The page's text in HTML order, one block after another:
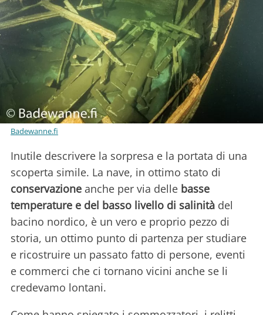
Badewanne.fi
Inutile descrivere la sorpresa e la portata di una
scoperta simile. La nave, in ottimo stato di
conservazione anche per via delle basse
temperature e del basso livello di salinità del
bacino nordico, è un vero e proprio pezzo di
storia, un ottimo punto di partenza per studiare
e ricostruire un passato fatto di persone, eventi
e commerci che ci tornano vicini anche se li
credevamo lontani.